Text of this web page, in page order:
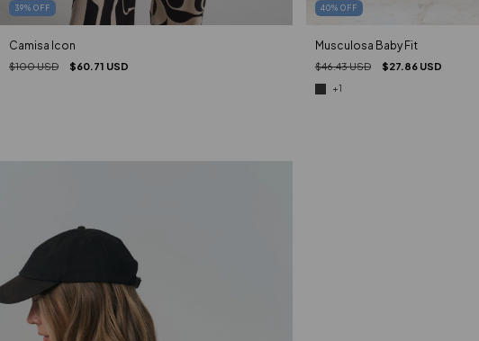
39% OFF
Camisa Icon
$100 USD $60.71 USD
40% OFF
Musculosa Baby Fit
$46.43 USD $27.86 USD
+1